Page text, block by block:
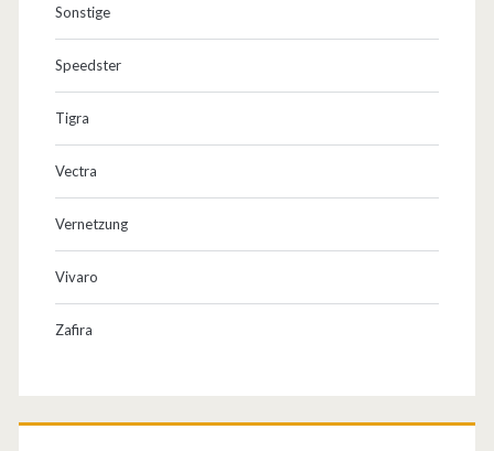
Sonstige
Speedster
Tigra
Vectra
Vernetzung
Vivaro
Zafira